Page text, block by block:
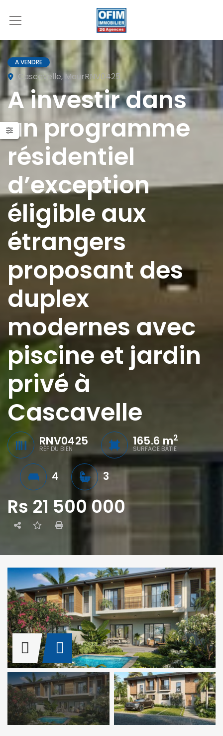
A VENDRE
Cascavelle, MaurRNV0425
A investir dans
un programme
résidentiel
d’exception
éligible aux
étrangers
proposant des
duplex
modernes avec
piscine et jardin
privé à
Cascavelle
RNV0425
RÉF DU BIEN
165.6 m2
SURFACE BÂTIE
4 3
Rs 21 500 000